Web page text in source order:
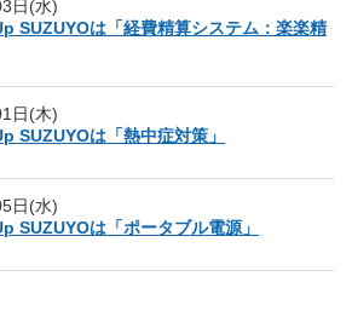
日(水)
SUZUYOは「経費精算システム：楽楽精
日(木)
SUZUYOは「熱中症対策」
日(水)
SUZUYOは「ポータブル電源」